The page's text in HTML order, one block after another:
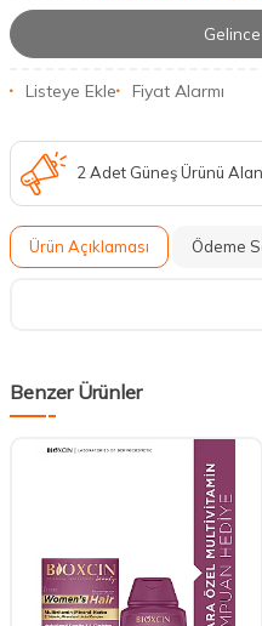
Listeye Ekle Fiyat Alarmı
2 Adet Güneş Ürünü
Ürün Açıklaması Ödeme
Benzer Ürünler